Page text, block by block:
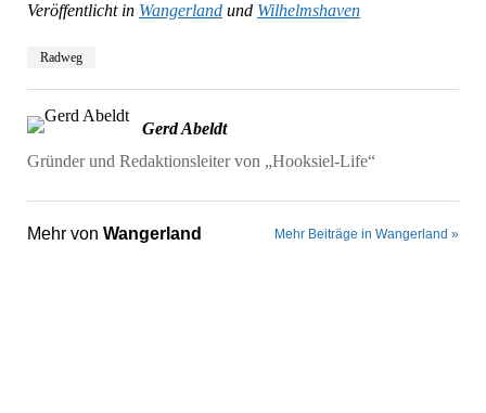
Veröffentlicht in Wangerlandund Wilhelmshaven
Radweg
Gerd Abeldt
Gründer und Redaktionsleiter von „Hooksiel-Life“
Mehr von Wangerland Mehr Beiträge in Wangerland »